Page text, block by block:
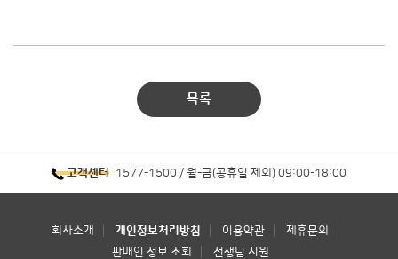
목록
고객센터 1577-1500 / 월-금(공휴일 제외) 09:00-18:00
회사소개 개인정보처리방침 이용약관
제휴문의
판매인 정보 조회
선생님 지원